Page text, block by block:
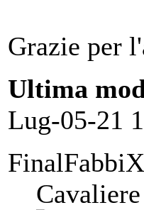
Grazie per
Ultima
Lug-05-21
FinalFabbiX